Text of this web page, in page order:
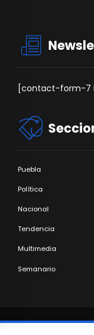
[contact-form-7
Puebla
Política
Nacional
Tendencia
Multimedia
Semanario